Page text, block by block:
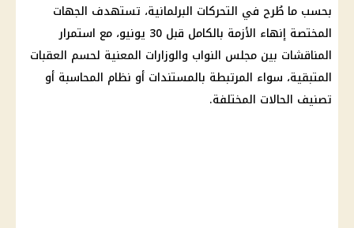
بحسب ما طُرح في التحركات البرلمانية، تستهدف الجهات
المختصة إنهاء الأزمة بالكامل قبل 30 يونيو، مع استمرار
المناقشات بين مجلس النواب والوزارات المعنية لحسم العقبات
المتبقية، سواء المرتبطة بالمستندات أو نظام المحاسبة أو
تصنيف الحالات المختلفة.